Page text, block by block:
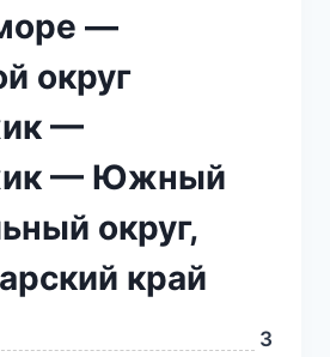
—
округ
—
— Южный
округ,
край
3